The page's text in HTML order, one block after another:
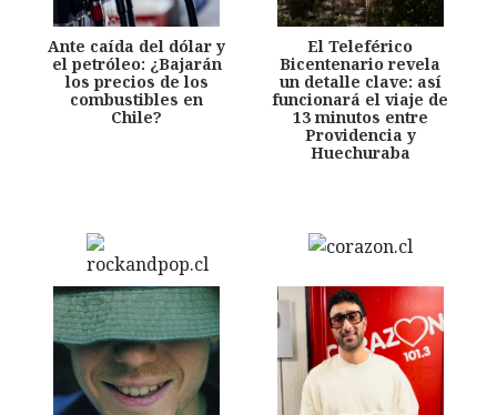
Ante caída del dólar y
el petróleo: ¿Bajarán
los precios de los
combustibles en
Chile?
El Teleférico
Bicentenario revela
un detalle clave: así
funcionará el viaje de
13 minutos entre
Providencia y
Huechuraba